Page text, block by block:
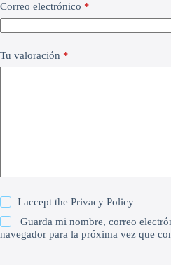
Correo electrónico *
Tu valoración *
I accept thePrivacy Policy
Guarda mi nombre, correo
navegador para la próxima vez que